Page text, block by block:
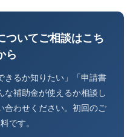
ついてご相談はこち
ら
きるか知りたい」「申請書
な補助金が使えるか相談し
合わせください。初回のご
です。